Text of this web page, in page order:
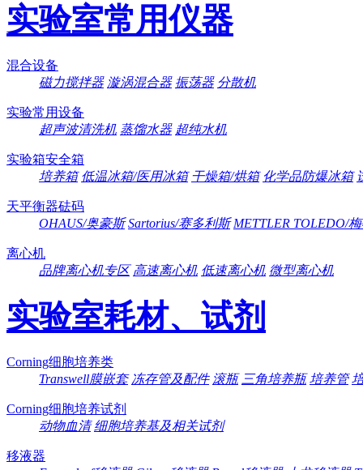
实验室常用仪器
混合设备
磁力搅拌器 漩涡混合器 振荡器 分散机
实验常用设备
超声波清洗机 蒸馏水器 超纯水机
实验箱安全箱
培养箱 低温冰箱/医用冰箱 干燥箱/烘箱 化学品防爆冰箱
天平衡器砝码
OHAUS/奥豪斯 Sartorius/赛多利斯 METTLER TOLEDO/
离心机
品牌离心机专区 高速离心机 低速离心机 微型离心机
实验室耗材、试剂
Corning细胞培养类
Transwell膜嵌套 冻存管及配件 滚瓶 三角培养瓶 培养管
Corning细胞培养试剂
动物血清 细胞培养基及相关试剂
移液器